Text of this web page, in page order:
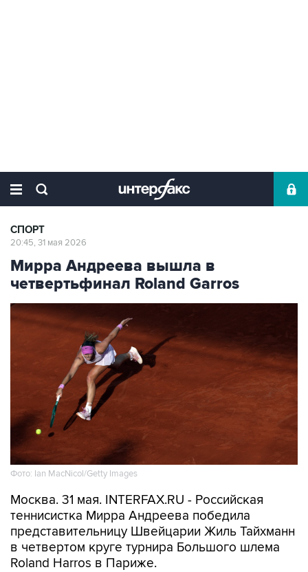
СПОРТ
20:45, 31 мая 2026
Мирра Андреева вышла в
четвертьфинал Roland Garros
Фото: Ian MacNicol/Getty Images
Москва. 31 мая. INTERFAX.RU - Российская
теннисистка Мирра Андреева победила
представительницу Швейцарии Жиль Тайхманн
в четвертом круге турнира Большого шлема
Roland Harros в Париже.